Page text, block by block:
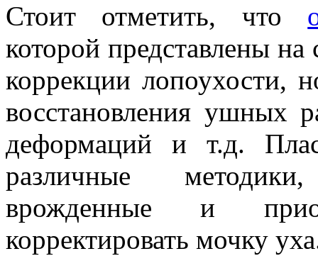
Стоит отметить, что
которой представлены на
коррекции лопоухости,
восстановления ушных
деформаций и т.д.
различные
врожденные и
корректировать мочку